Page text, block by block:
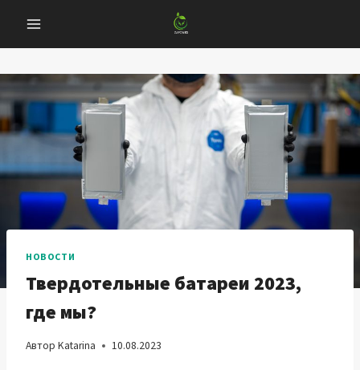
содержанию
НОВОСТИ
Твердотельные батареи 2023,
где мы?
Автор Katarina 10.08.2023